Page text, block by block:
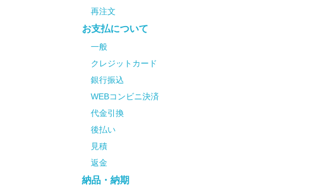
再注文
お支払について
一般
クレジットカード
銀行振込
WEBコンビニ決済
代金引換
後払い
見積
返金
納品・納期